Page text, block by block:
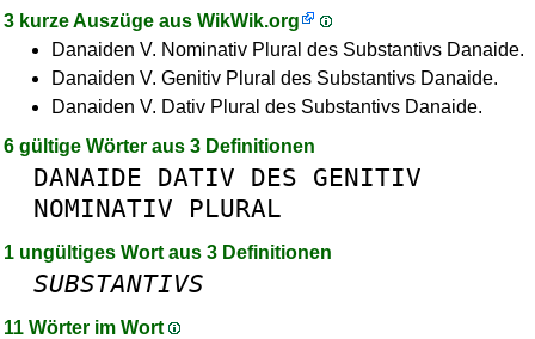
3 kurze Auszüge aus WikWik.org
Danaiden V. Nominativ Plural des Substantivs Danaide.
Danaiden V. Genitiv Plural des Substantivs Danaide.
Danaiden V. Dativ Plural des Substantivs Danaide.
6 gültige Wörter aus 3 Definitionen
DANAIDE DATIV DES GENITIV
NOMINATIV
PLURAL
1 ungültiges Wort aus 3 Definitionen
SUBSTANTIVS
11 Wörter im Wort